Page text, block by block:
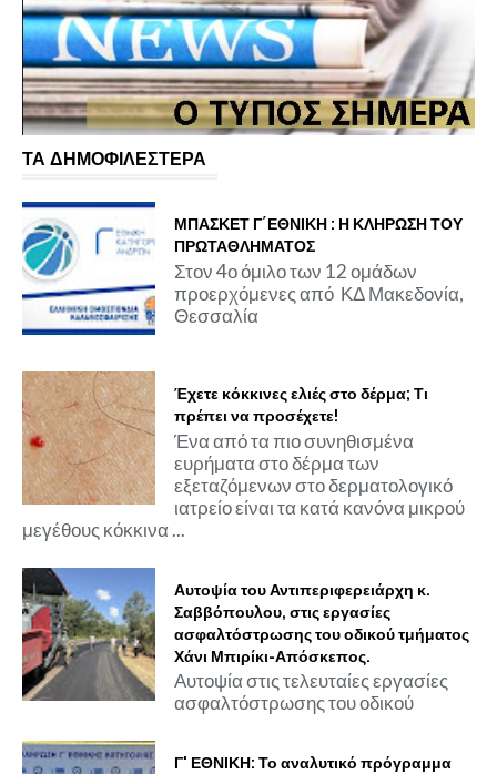
ΤΑ ΔΗΜΟΦΙΛΕΣΤΕΡΑ
ΜΠΑΣΚΕΤ Γ΄ΕΘΝΙΚΗ : Η ΚΛΗΡΩΣΗ ΤΟΥ
ΠΡΩΤΑΘΛΗΜΑΤΟΣ
Στον 4ο όμιλο των 12 ομάδων
προερχόμενες από ΚΔ Μακεδονία,
Θεσσαλία
Έχετε κόκκινες ελιές στο δέρμα; Τι
πρέπει να προσέχετε!
Ένα από τα πιο συνηθισμένα
ευρήματα στο δέρμα των
εξεταζόμενων στο δερματολογικό
ιατρείο είναι τα κατά κανόνα μικρού
μεγέθους κόκκινα ...
Αυτοψία του Αντιπεριφερειάρχη κ.
Σαββόπουλου, στις εργασίες
ασφαλτόστρωσης του οδικού τμήματος
Χάνι Μπιρίκι-Απόσκεπος.
Αυτοψία στις τελευταίες εργασίες
ασφαλτόστρωσης του οδικού
Γ' ΕΘΝΙΚΗ: Το αναλυτικό πρόγραμμα